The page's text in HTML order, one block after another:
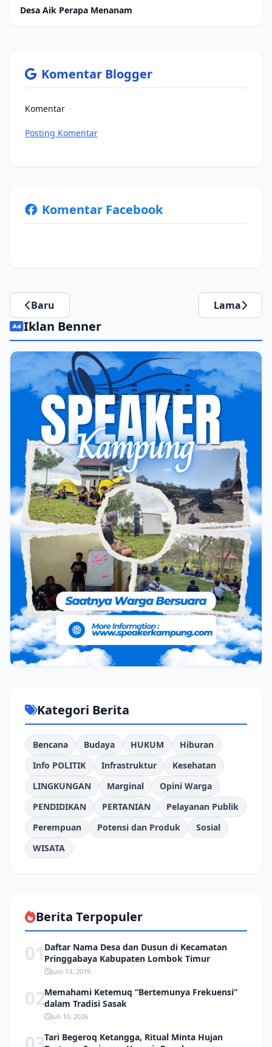
Desa Aik Perapa Menanam
Komentar Blogger
Komentar
Posting Komentar
Komentar Facebook
Baru Lama
Iklan Benner
Kategori Berita
Bencana Budaya HUKUM
Hiburan
Info POLITIK
Infrastruktur
Kesehatan
LINGKUNGAN
Marginal
Opini Warga
PENDIDIKAN
PERTANIAN
Pelayanan Publik
Perempuan
Potensi dan Produk
Sosial
WISATA
Berita Terpopuler
01Daftar Nama Desa dan Dusun di Kecamatan
Pringgabaya Kabupaten Lombok Timur
Juni 13, 2019
02Memahami Ketemuq “Bertemunya Frekuensi”
dalam Tradisi Sasak
Juli 10, 2026
Tari Begeroq Ketangga, Ritual Minta Hujan